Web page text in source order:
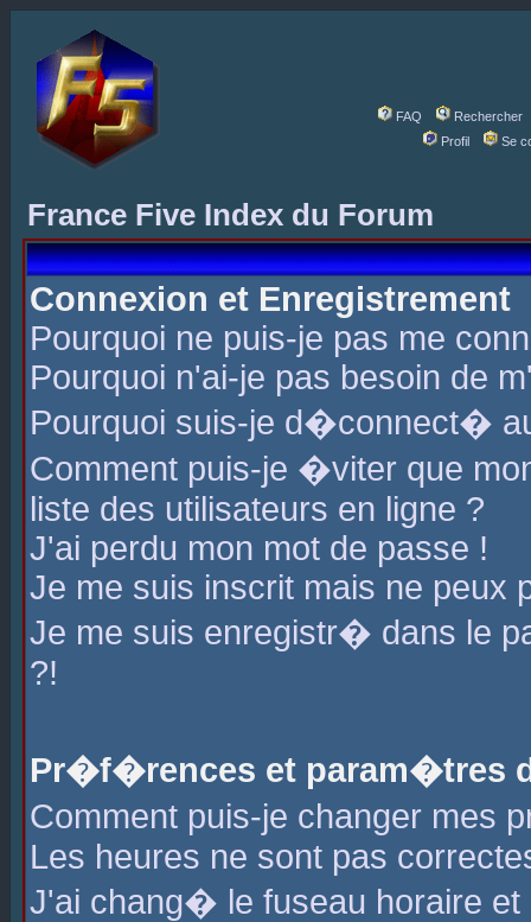
FAQ
Rechercher
Profil
Se
France Five Index du Forum
Connexion et Enregistrement
Pourquoi ne puis-je pas me
Pourquoi n'ai-je pas besoin de
Pourquoi suis-je d�connect�
Comment puis-je �viter que
liste des utilisateurs en ligne ?
J'ai perdu mon mot de passe !
Je me suis inscrit mais ne peux
Je me suis enregistr� dans le
?!
Pr�f�rences et param�tres
Comment puis-je changer mes
Les heures ne sont pas
J'ai chang� le fuseau horaire